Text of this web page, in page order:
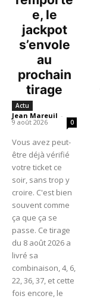
e, le
jackpot
s’envole
au
prochain
tirage
Actu
Jean Mareuil -
9 août 2026 0
Vous avez peut-
être déjà vérifié
votre ticket ce
soir, sans trop y
croire. C'est bien
souvent comme
ça que ça se
passe. Ce tirage
du 8 août 2026 a
livré sa
combinaison, 4, 6,
22, 36, 37, et cette
fois encore, le